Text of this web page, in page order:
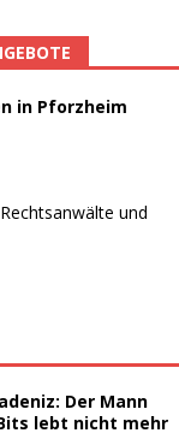
in Pforzheim
und
Der Mann
lebt nicht mehr